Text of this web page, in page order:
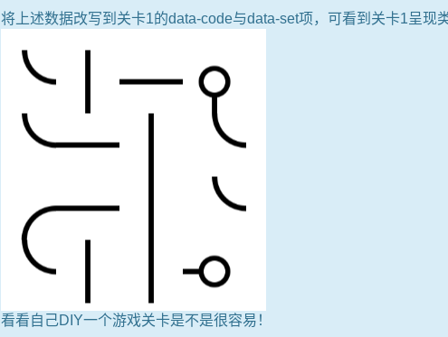
将上述数据改写到关卡1的data-code与data-set项，可看到关卡1呈现
看看自己DIY一个游戏关卡是不是很容易！